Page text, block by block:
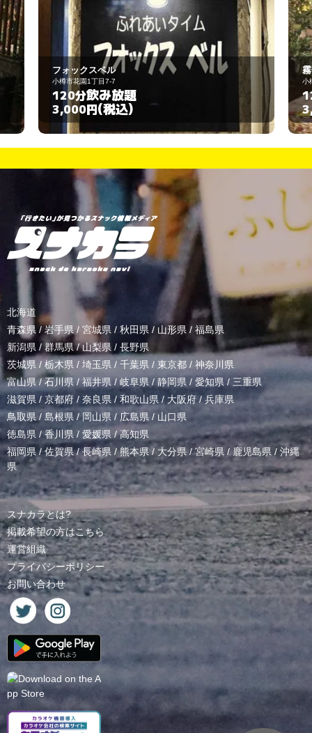
霧子
3,000円
北海道
青森県 / 岩手県/ 宮城県 / 秋田県 / 山形県/ 福島県
新潟県 /群馬県/山梨県 / 長野県
茨城県 / 栃木県 / 埼玉県 / 千葉県 / 東京都 / 神奈川県
富山県 /石川県/福井県/岐阜県 / 静岡県 / 愛知県 / 三重県
滋賀県 / 京都府 / 奈良県 / 和歌山県/ 大阪府 /兵庫県
鳥取県/ 島根県 /岡山県/ 広島県 / 山口県
徳島県 /香川県 / 愛媛県/高知県
福岡県/佐賀県/長崎県 /熊本県/ 大分県/宮崎県 /鹿児島県 / 沖縄
県
スナカラとは?
掲載希望の方はこちら
運営組織
プライバシーポリシー
お問い合わせ